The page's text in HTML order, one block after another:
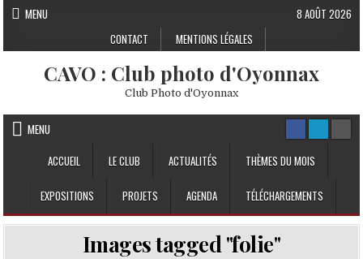
Skip to content
MENU
CONTACT
MENTIONS LÉGALES
8 AOÛT 2026
CAVO : Club photo d'Oyonnax
Club Photo d'Oyonnax
MENU
ACCUEIL
LE CLUB ACTUALITÉS THÈMES DU MOIS
EXPOSITIONS PROJETS AGENDA TÉLÉCHARGEMENTS
Images tagged "folie"